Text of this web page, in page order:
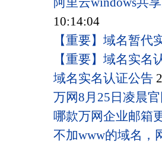
10:14:04
【重要】域名暂代
【重要】域名实名
域名实名认证公告
万网8月25日凌晨
哪款万网企业邮箱
不加www的域名，